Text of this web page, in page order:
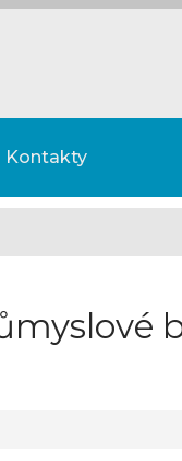
Kontakty